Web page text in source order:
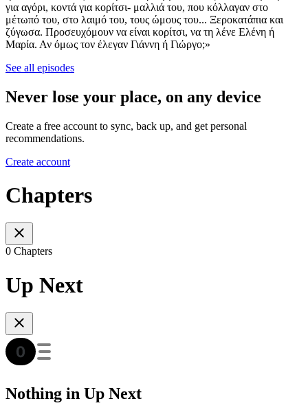
για αγόρι, κοντά για κορίτσι- μαλλιά του, που κόλλαγαν στο
μέτωπό του, στο λαιμό του, τους ώμους του... Ξεροκατάπια και
ζύγωσα. Προσευχόμουν να είναι κορίτσι, να τη λένε Ελένη ή
Μαρία. Αν όμως τον έλεγαν Γιάννη ή Γιώργο;»
See all episodes
Never lose your place, on any device
Create a free account to sync, back up, and get personal
recommendations.
Create account
Chapters
0 Chapters
Up Next
Nothing in Up Next